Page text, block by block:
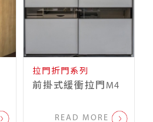
拉門折門系列
前掛式緩衝拉門M4
READ MORE